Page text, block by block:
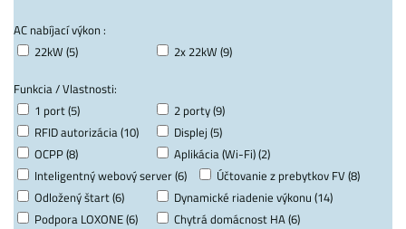
AC nabíjací výkon :
22kW (5)
2x 22kW (9)
Funkcia / Vlastnosti:
1 port (5)
2 porty (9)
RFID autorizácia (10)
Displej (5)
OCPP (8)
Aplikácia (Wi-Fi) (2)
Inteligentný webový server (6)
Účtovanie z prebytkov FV (8)
Odložený štart (6)
Dynamické riadenie výkonu (14)
Podpora LOXONE (6)
Chytrá domácnost HA (6)